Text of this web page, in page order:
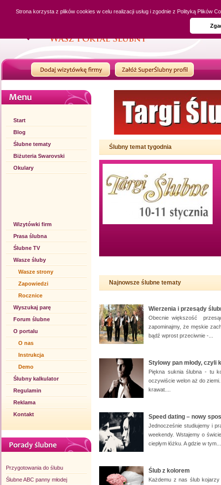
Start
Blog
Ślubne tematy
Biżuteria Swarovski
Okulary
Wizytówki firm
Prasa ślubna
Ślubne TV
Wasze śluby
Wasze strony
Zapowiedzi
Rocznice
Wyszukaj parę
Forum ślubne
O portalu
O nas
Instrukcja
Demo
Ślubny kalkulator
Regulamin
Reklama
Kontakt
Przygotowania do ślubu
Ślubne ABC panny młodej
Ślubny temat tygodnia
Najnowsze ślubne tematy
Wierzenia i przesądy
Obecnie większość
zapominajmy, że męskie
bądź wprost przeciwnie -...
Stylowy pan młody, czyli
Piękna suknia ślubna - tu
oczywiście welon aż do ziemi.
krawat....
Speed dating – nowy
Jednocześnie studiujemy i
weekendy. Wstajemy o
ciepłym łóżku. A gdzie w tym...
Ślub z kolorem
Każdemu z nas ślub kojarzy
Strona korzysta z plików cookies w celu realizacji usług i zgodnie z Polityką Plików